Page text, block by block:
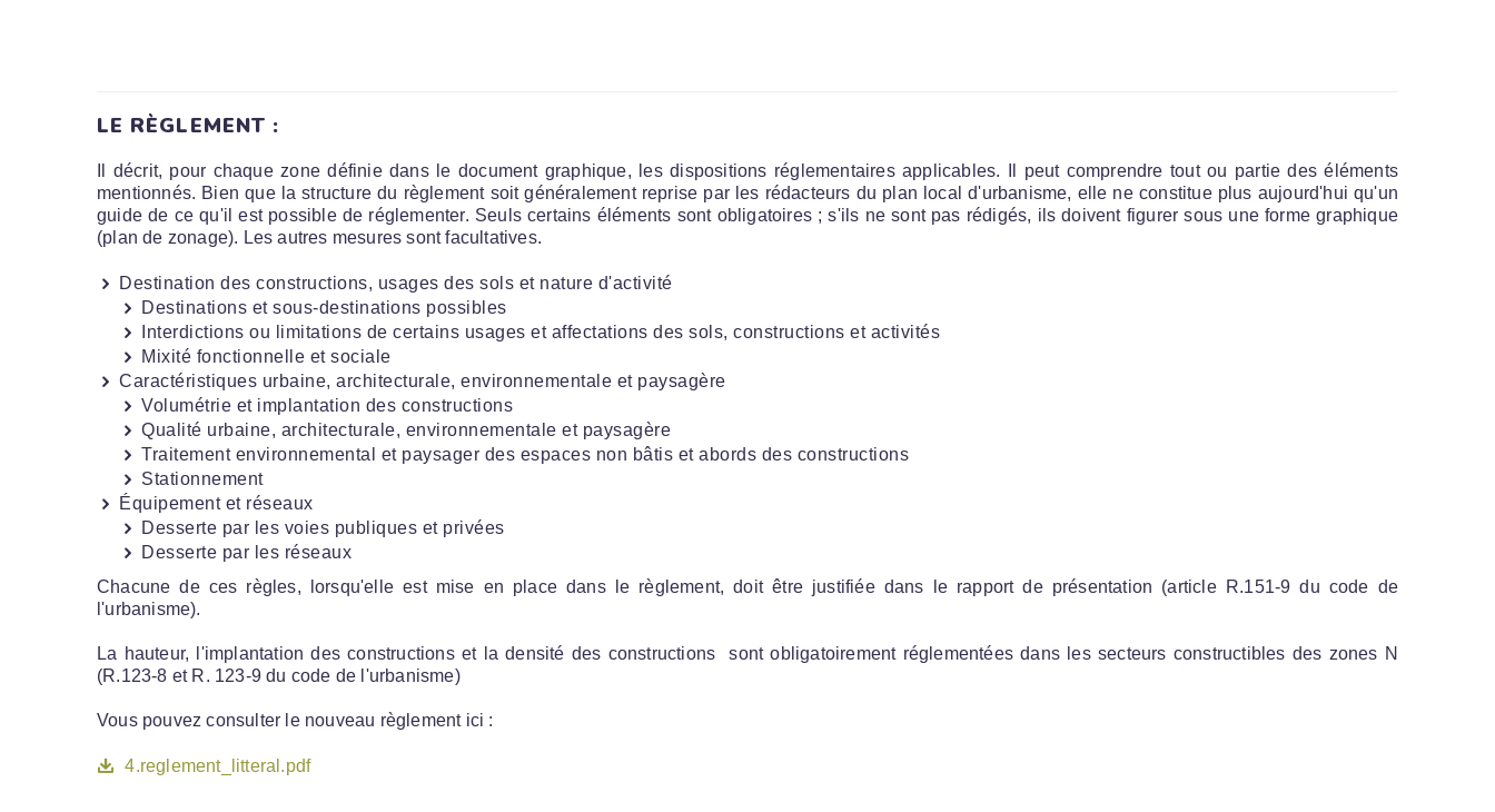
LE RÈGLEMENT :
Il décrit, pour chaque zone définie dans le document graphique, les dispositions réglementaires applicables. Il peut comprendre tout ou partie des éléments
mentionnés. Bien que la structure du règlement soit généralement reprise par les rédacteurs du plan local d'urbanisme, elle ne constitue plus aujourd'hui qu'un
guide de ce qu'il est possible de réglementer. Seuls certains éléments sont obligatoires ; s'ils ne sont pas rédigés, ils doivent figurer sous une forme graphique
(plan de zonage). Les autres mesures sont facultatives.
Destination des constructions, usages des sols et nature d'activité
Destinations et sous-destinations possibles
Interdictions ou limitations de certains usages et affectations des sols, constructions et activités
Mixité fonctionnelle et sociale
Caractéristiques urbaine, architecturale, environnementale et paysagère
Volumétrie et implantation des constructions
Qualité urbaine, architecturale, environnementale et paysagère
Traitement environnemental et paysager des espaces non bâtis et abords des constructions
Stationnement
Équipement et réseaux
Desserte par les voies publiques et privées
Desserte par les réseaux
Chacune de ces règles, lorsqu'elle est mise en place dans le règlement, doit être justifiée dans le rapport de présentation (article R.151-9 du code de
l'urbanisme).
La hauteur, l'implantation des constructions et la densité des constructions sont obligatoirement réglementées dans les secteurs constructibles des zones N
(R.123-8 et R. 123-9 du code de l'urbanisme)
Vous pouvez consulter le nouveau règlement ici :
4.reglement_litteral.pdf